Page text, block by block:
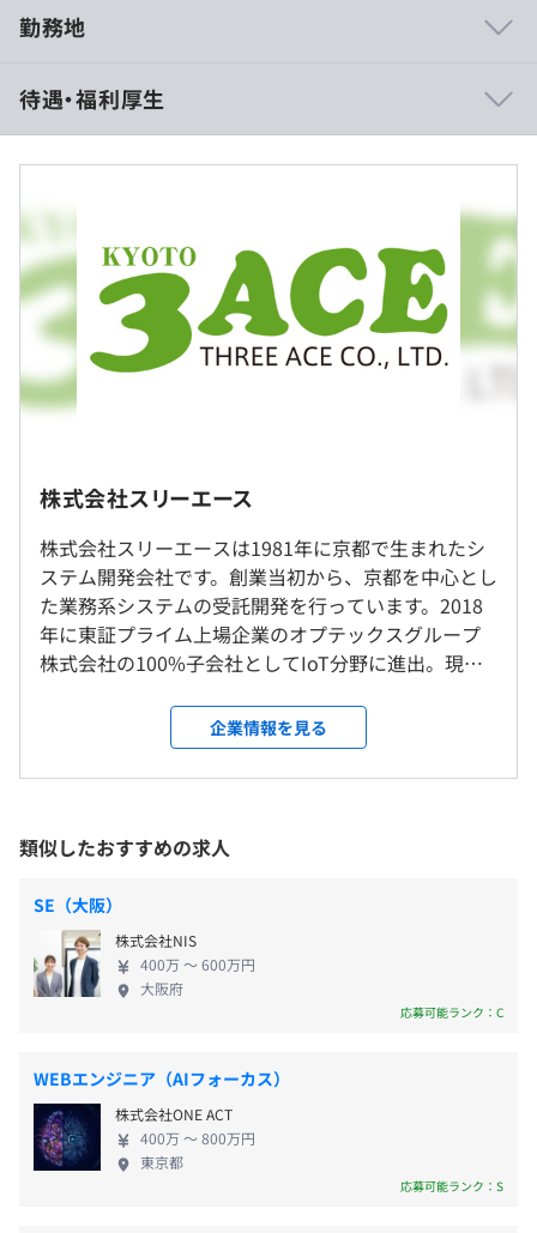
程まで経験できます。
研究開発部門では、ＡＩなども活用した提案型のビジネス
に注力しています。
・研修の実施
・資格手当制度あり
プロジェクトごとに選択、アジャイル
Docker
感じ。
もあわせ、コミュニケーションを大事した体制つくりを行
っています。（年２回）
勤務地
社内もしくはお客様先での勤務となります。常駐先は原
則、通勤可能範囲で京都府内、滋賀県内、大阪府内
雇入時：スリーエース本社
＜変更範囲＞
阪府内
受動喫煙防止措置に関する事項
・従業員に対する受動喫煙対策：あり
対策内容：屋内原則禁煙（喫煙室あり）
阪急電鉄阪急京都線大宮駅 徒歩5分
京都市交通局烏丸線四条駅 徒歩7分
待遇・福利厚生
月給制
月給 230,000円/月～340,000円/月
（基本給＋精勤手当）
賞与実績:年2回（6月と12月/3.3ヶ月分）
09:00～17:45 （派遣先の規定に準ずる）
休憩時間：12:00〜12:45（45分） （派遣先の規定に準
ずる）
平均残業時間：平均10時間/月
【諸手当】
■通勤交通費 50,000円／月まで支給
■精勤手当
昇給昇格年１ 回(１月)
株式会社スリーエース
株式会社スリーエースは1981年に京都で生まれたシ
ステム開発会社です。創業当初から、京都を中心とし
た業務系システムの受託開発を行っています。2018
年に東証プライム上場企業のオプテックスグループ
株式会社の100%子会社としてIoT分野に進出。現
ステムはもちろん、配車システムや回転寿司の注文
システム、物流システムなど、業界も種類も多岐に
理を行い、各人の思い、方向性を大事にしながら、
ともに成長していく企業風土を目指しています。 ま
た一人ひとりが抱える悩みにもじっくりと耳を傾け
ることで、より良い職場環境を一緒に作っていこう
という思いを共有、実行しています。 京都市内の案
件多数のためワークライフバランスが取りやすい環
く、 今後もその方針を維持してまいります。
企業情報を見る
類似したおすすめの求人
SE（大阪）
株式会社NIS
400万 〜 600万円
大阪府
応募可能ランク：C
WEBエンジニア（AIフォーカス）
株式会社ONE ACT
400万 〜 800万円
東京都
応募可能ランク：S